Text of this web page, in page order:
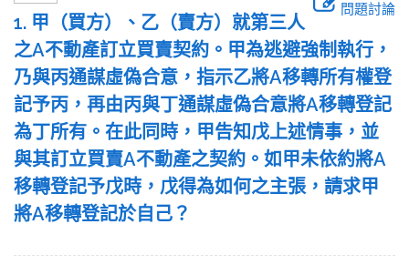
問題討論
1. 甲（買方）、乙（賣方）就第三人
之A不動產訂立買賣契約。甲為逃避強制執行，
乃與丙通謀虛偽合意，指示乙將A移轉所有權登
記予丙，再由丙與丁通謀虛偽合意將A移轉登記
為丁所有。在此同時，甲告知戊上述情事，並
與其訂立買賣A不動產之契約。如甲未依約將A
移轉登記予戊時，戊得為如何之主張，請求甲
將A移轉登記於自己？